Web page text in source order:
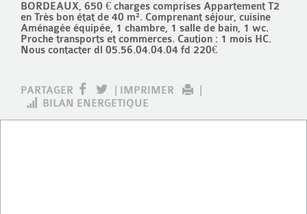
BORDEAUX, 650 € charges comprises Appartement T2
en Très bon état de 40 m². Comprenant séjour, cuisine
Aménagée équipée, 1 chambre, 1 salle de bain, 1 wc.
Proche transports et commerces. Caution : 1 mois HC.
Nous contacter dl 05.56.04.04.04 fd 220€
PARTAGER IMPRIMER
BILAN ENERGETIQUE